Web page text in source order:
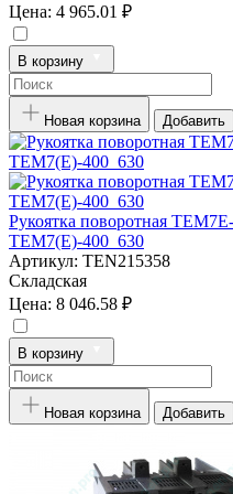
Цена: 4 965.01 ₽
В корзину
Новая корзина Добавить
Рукоятка поворотная
TEM7(E)-400_630
Артикул: TEN215358
Складская
Цена: 8 046.58 ₽
В корзину
Новая корзина Добавить